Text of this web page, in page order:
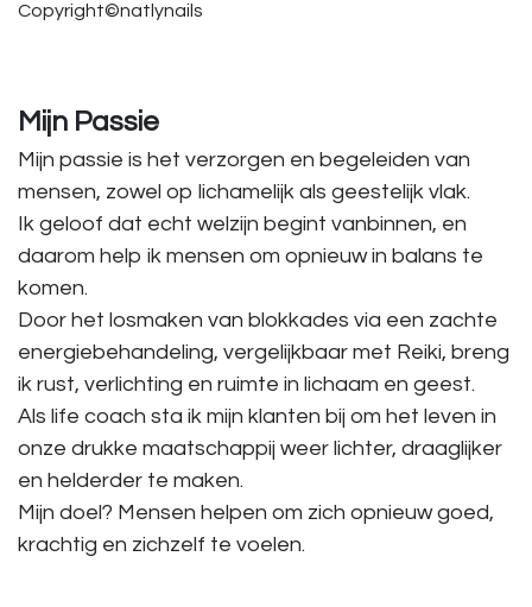
Copyright©natlynails
Mijn Passie
Mijn passie is het verzorgen en begeleiden van
mensen, zowel op lichamelijk als geestelijk vlak.
Ik geloof dat echt welzijn begint vanbinnen, en
daarom help ik mensen om opnieuw in balans te
komen.
Door het losmaken van blokkades via een zachte
energiebehandeling, vergelijkbaar met Reiki, breng
ik rust, verlichting en ruimte in lichaam en geest.
Als life coach sta ik mijn klanten bij om het leven in
onze drukke maatschappij weer lichter, draaglijker
en helderder te maken.
Mijn doel? Mensen helpen om zich opnieuw goed,
krachtig en zichzelf te voelen.